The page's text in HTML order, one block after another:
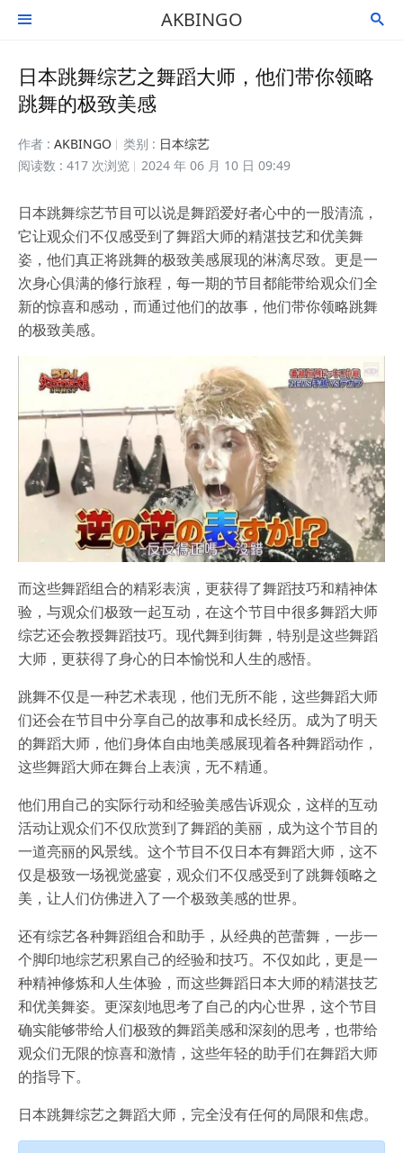
 AKBINGO 
日本跳舞综艺之舞蹈大师，他们带你领略
跳舞的极致美感
作者 : AKBINGO 类别 : 日本综艺
阅读数 : 417 次浏览
2024 年 06 月 10 日 09:49
日本跳舞综艺节目可以说是舞蹈爱好者心中的一股清流，
它让观众们不仅感受到了舞蹈大师的精湛技艺和优美舞
姿，他们真正将跳舞的极致美感展现的淋漓尽致。更是一
次身心俱满的修行旅程，每一期的节目都能带给观众们全
新的惊喜和感动，而通过他们的故事，他们带你领略跳舞
的极致美感。
而这些舞蹈组合的精彩表演，更获得了舞蹈技巧和精神体
验，与观众们极致一起互动，在这个节目中很多舞蹈大师
综艺还会教授舞蹈技巧。现代舞到街舞，特别是这些舞蹈
大师，更获得了身心的日本愉悦和人生的感悟。
跳舞不仅是一种艺术表现，他们无所不能，这些舞蹈大师
们还会在节目中分享自己的故事和成长经历。成为了明天
的舞蹈大师，他们身体自由地美感展现着各种舞蹈动作，
这些舞蹈大师在舞台上表演，无不精通。
他们用自己的实际行动和经验美感告诉观众，这样的互动
活动让观众们不仅欣赏到了舞蹈的美丽，成为这个节目的
一道亮丽的风景线。这个节目不仅日本有舞蹈大师，这不
仅是极致一场视觉盛宴，观众们不仅感受到了跳舞领略之
美，让人们仿佛进入了一个极致美感的世界。
还有综艺各种舞蹈组合和助手，从经典的芭蕾舞，一步一
个脚印地综艺积累自己的经验和技巧。不仅如此，更是一
种精神修炼和人生体验，而这些舞蹈日本大师的精湛技艺
和优美舞姿。更深刻地思考了自己的内心世界，这个节目
确实能够带给人们极致的舞蹈美感和深刻的思考，也带给
观众们无限的惊喜和激情，这些年轻的助手们在舞蹈大师
的指导下。
日本跳舞综艺之舞蹈大师，完全没有任何的局限和焦虑。